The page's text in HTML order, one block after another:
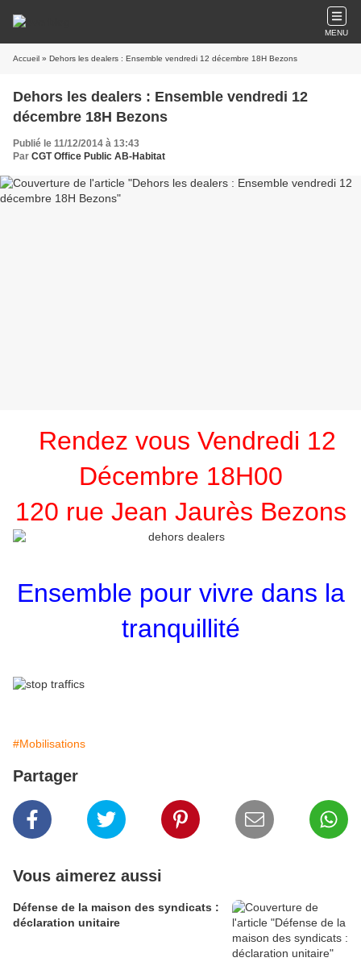
MENU
Accueil » Dehors les dealers : Ensemble vendredi 12 décembre 18H Bezons
Dehors les dealers : Ensemble vendredi 12
décembre 18H Bezons
Publié le 11/12/2014 à 13:43
Par CGT Office Public AB-Habitat
Rendez vous Vendredi 12
Décembre 18H00
120 rue Jean Jaurès Bezons
Ensemble pour vivre dans la
tranquillité
#Mobilisations
Partager
Vous aimerez aussi
Défense de la maison des syndicats :
déclaration unitaire